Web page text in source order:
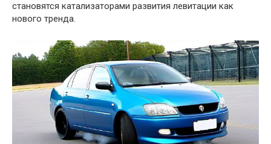
становятся катализаторами развития левитации как
нового тренда.